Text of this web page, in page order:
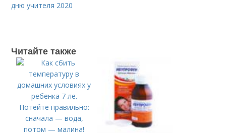
дню учителя 2020
Читайте также